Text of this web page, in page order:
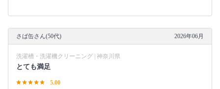
さば缶さん(50代) 2026年06月
洗濯槽・洗濯機クリーニング | 神奈川県
とても満足
5.00